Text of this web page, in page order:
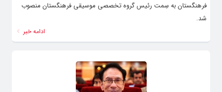
فرهنگستان به سِمت رئیس گروه تخصصی موسیقی فرهنگستان منصوب
شد.
ادامه خبر